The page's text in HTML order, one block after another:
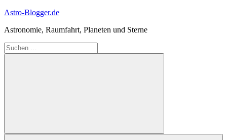
Zum
springen
Astro-Blogger.de
Astronomie, Raumfahrt, Planeten und Sterne
Suchen
nach:
Suchen